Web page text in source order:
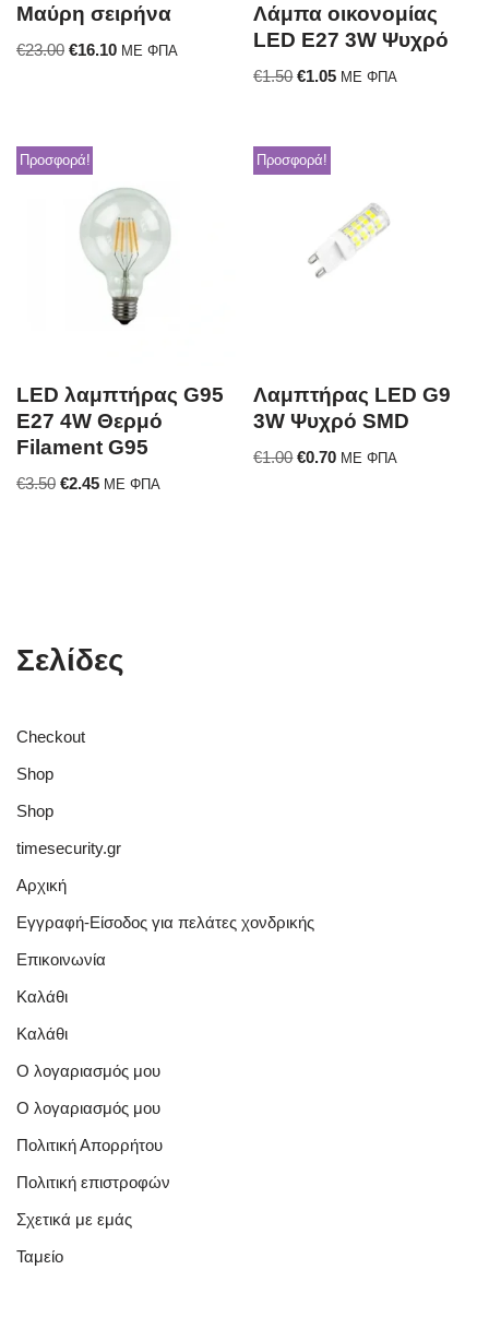
Μαύρη σειρήνα
€23.00 €16.10 ΜΕ ΦΠΑ
Λάμπα oικονομίας
LED E27 3W Ψυχρό
€1.50 €1.05 ΜΕ ΦΠΑ
Προσφορά!
LED λαμπτήρας G95
E27 4W Θερμό
Filament G95
€3.50 €2.45 ΜΕ ΦΠΑ
Προσφορά!
Λαμπτήρας LED G9
3W Ψυχρό SMD
€1.00 €0.70 ΜΕ ΦΠΑ
Σελίδες
Checkout
Shop
Shop
timesecurity.gr
Αρχική
Εγγραφή-Είσοδος για πελάτες χονδρικής
Επικοινωνία
Καλάθι
Καλάθι
Ο λογαριασμός μου
Ο λογαριασμός μου
Πολιτική Απορρήτου
Πολιτική επιστροφών
Σχετικά με εμάς
Ταμείο